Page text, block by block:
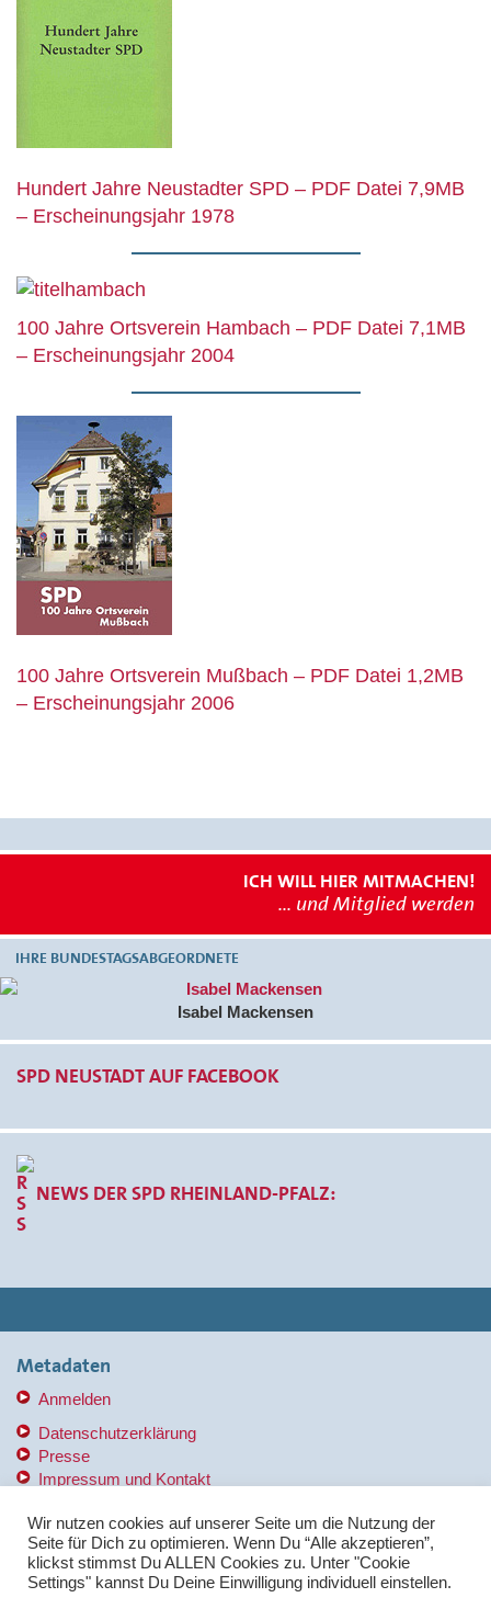
Hundert Jahre Neustadter SPD – PDF Datei 7,9MB
– Erscheinungsjahr 1978
100 Jahre Ortsverein Hambach – PDF Datei 7,1MB
– Erscheinungsjahr 2004
100 Jahre Ortsverein Mußbach – PDF Datei 1,2MB
– Erscheinungsjahr 2006
ICH WILL HIER MITMACHEN!
... und Mitglied werden
IHRE BUNDESTAGSABGEORDNETE
Isabel Mackensen
SPD NEUSTADT AUF FACEBOOK
NEWS DER SPD RHEINLAND-PFALZ:
Metadaten
Anmelden
Datenschutzerklärung
Presse
Impressum und Kontakt
Copyright © 2014-2017 SPD KV MB
Dasspd2017Design ist ein Bootstrap Thema für SPD
Wir nutzen cookies auf unserer Seite um die Nutzung der
Seite für Dich zu optimieren. Wenn Du “Alle akzeptieren”,
klickst stimmst Du ALLEN Cookies zu. Unter "Cookie
Settings" kannst Du Deine Einwilligung individuell einstellen.